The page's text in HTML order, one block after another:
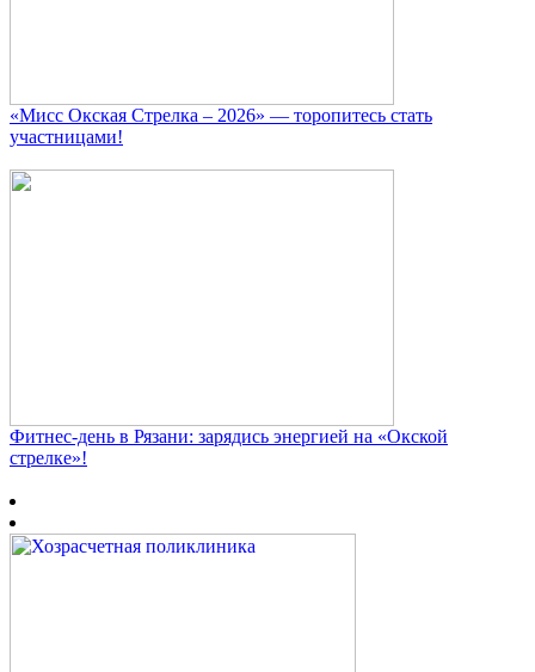
«Мисс Окская Стрелка – 2026» — торопитесь стать
участницами!
Фитнес‑день в Рязани: зарядись энергией на «Окской
стрелке»!